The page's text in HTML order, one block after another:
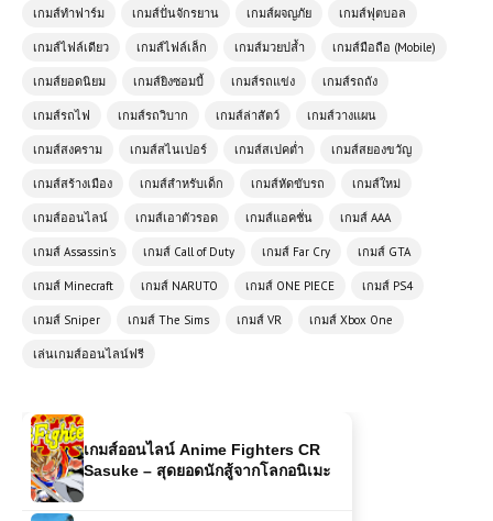
เกมส์ทำฟาร์ม เกมส์ปั่นจักรยาน เกมส์ผจญภัย เกมส์ฟุตบอล
เกมส์ไฟล์เดียว เกมส์ไฟล์เล็ก เกมส์มวยปล้ำ เกมส์มือถือ (Mobile)
เกมส์ยอดนิยม เกมส์ยิงซอมบี้ เกมส์รถแข่ง เกมส์รถถัง
เกมส์รถไฟ เกมส์รถวิบาก เกมส์ล่าสัตว์ เกมส์วางแผน
เกมส์สงคราม เกมส์สไนเปอร์ เกมส์สเปคต่ำ เกมส์สยองขวัญ
เกมส์สร้างเมือง เกมส์สำหรับเด็ก เกมส์หัดขับรถ เกมส์ใหม่
เกมส์ออนไลน์ เกมส์เอาตัวรอด เกมส์แอคชั่น เกมส์ AAA
เกมส์ Assassin's เกมส์ Call of Duty เกมส์ Far Cry เกมส์ GTA
เกมส์ Minecraft เกมส์ NARUTO เกมส์ ONE PIECE เกมส์ PS4
เกมส์ Sniper เกมส์ The Sims เกมส์ VR เกมส์ Xbox One
เล่นเกมส์ออนไลน์ฟรี
Mountain Climb ความท้าทายแห่ง
– เกมต่อสู้สุดมันส์สำหรับแฟนแอ็คชั่น
ปาร์ตี้สุดฮา เล่นฟรี สนุกได้ทุกเวลา
ต่อสู้สไตล์สตรีทสุดมันส์
Sasuke – สุดยอดนักสู้จากโลกอนิเมะ
เกมส์ออนไลน์ฟรี Formula 1 Driver เกม
แข่งรถสุดสมจริง สัมผัสประสบการณ์นัก